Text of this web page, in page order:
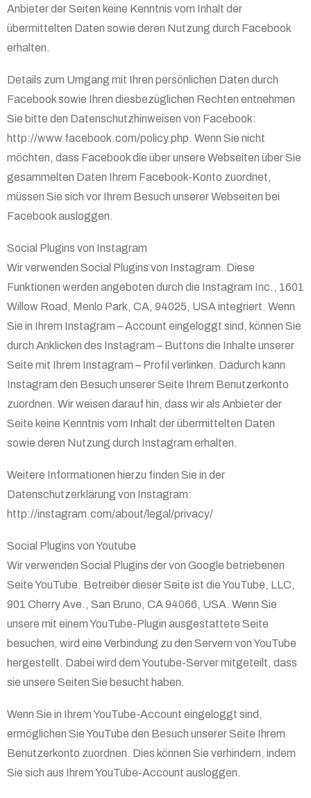
Anbieter der Seiten keine Kenntnis vom Inhalt der
übermittelten Daten sowie deren Nutzung durch Facebook
erhalten.
Details zum Umgang mit Ihren persönlichen Daten durch
Facebook sowie Ihren diesbezüglichen Rechten entnehmen
Sie bitte den Datenschutzhinweisen von Facebook:
http://www.facebook.com/policy.php. Wenn Sie nicht
möchten, dass Facebook die über unsere Webseiten über Sie
gesammelten Daten Ihrem Facebook-Konto zuordnet,
müssen Sie sich vor Ihrem Besuch unserer Webseiten bei
Facebook ausloggen.
Social Plugins von Instagram
Wir verwenden Social Plugins von Instagram. Diese
Funktionen werden angeboten durch die Instagram Inc., 1601
Willow Road, Menlo Park, CA, 94025, USA integriert. Wenn
Sie in Ihrem Instagram – Account eingeloggt sind, können Sie
durch Anklicken des Instagram – Buttons die Inhalte unserer
Seite mit Ihrem Instagram – Profil verlinken. Dadurch kann
Instagram den Besuch unserer Seite Ihrem Benutzerkonto
zuordnen. Wir weisen darauf hin, dass wir als Anbieter der
Seite keine Kenntnis vom Inhalt der übermittelten Daten
sowie deren Nutzung durch Instagram erhalten.
Weitere Informationen hierzu finden Sie in der
Datenschutzerklärung von Instagram:
http://instagram.com/about/legal/privacy/
Social Plugins von Youtube
Wir verwenden Social Plugins der von Google betriebenen
Seite YouTube. Betreiber dieser Seite ist die YouTube, LLC,
901 Cherry Ave., San Bruno, CA 94066, USA. Wenn Sie
unsere mit einem YouTube-Plugin ausgestattete Seite
besuchen, wird eine Verbindung zu den Servern von YouTube
hergestellt. Dabei wird dem Youtube-Server mitgeteilt, dass
sie unsere Seiten Sie besucht haben.
Wenn Sie in Ihrem YouTube-Account eingeloggt sind,
ermöglichen Sie YouTube den Besuch unserer Seite Ihrem
Benutzerkonto zuordnen. Dies können Sie verhindern, indem
Sie sich aus Ihrem YouTube-Account ausloggen.